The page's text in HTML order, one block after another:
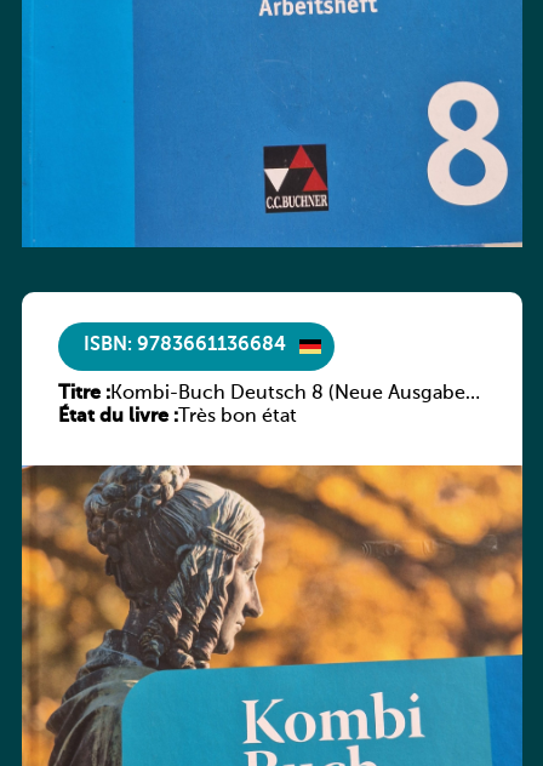
ISBN: 9783661136684
Titre :Kombi-Buch Deutsch 8 (Neue Ausgabe
Luxemburg)
État du livre :Très bon état